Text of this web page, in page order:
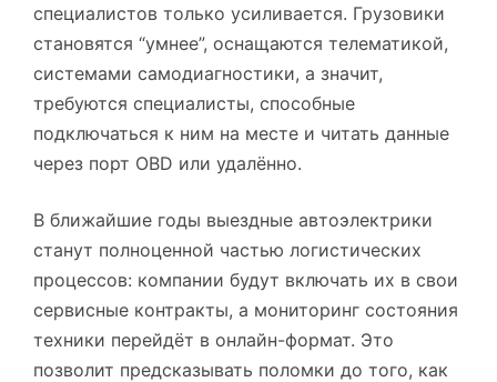
специалистов только усиливается. Грузовики
становятся “умнее”, оснащаются телематикой,
системами самодиагностики, а значит,
требуются специалисты, способные
подключаться к ним на месте и читать данные
через порт OBD или удалённо.
В ближайшие годы выездные автоэлектрики
станут полноценной частью логистических
процессов: компании будут включать их в свои
сервисные контракты, а мониторинг состояния
техники перейдёт в онлайн-формат. Это
позволит предсказывать поломки до того, как